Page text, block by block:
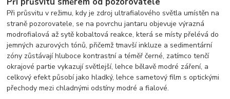
Při průsvitu v režimu, kdy je zdroj ultrafialového světla umístěn na
straně pozorovatele, se na povrchu jantaru objevuje výrazná
modrofialová až sytě kobaltová reakce, která se místy přelévá do
jemných azurových tónů, přičemž tmavší inkluze a sedimentární
zóny zůstávají hluboce kontrastní a téměř černé, zatímco tenčí
okrajové partie vykazují světlejší, lehce bělavě modré záření, a
celkový efekt působí jako hladký, lehce sametový film s optickými
přechody mezi chladnými odstíny modré a fialové.